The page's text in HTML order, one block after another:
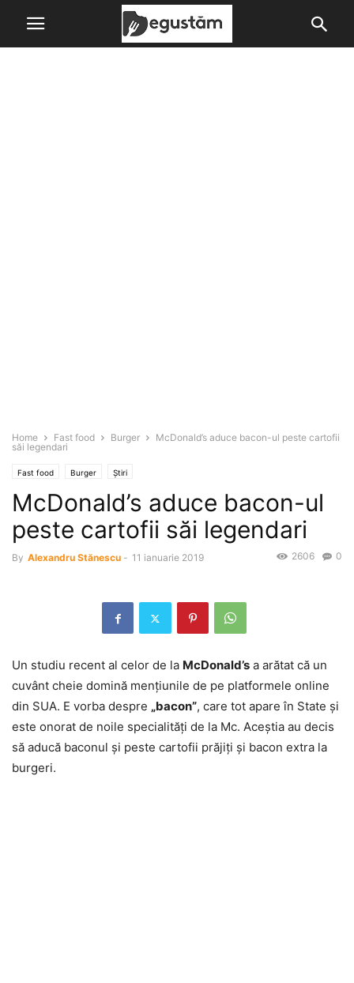
Home Fast food Burger
McDonald’s aduce bacon-ul peste cartofii
săi legendari
Fast food Burger Știri
McDonald’s aduce bacon-ul
peste cartofii săi legendari
By Alexandru Stănescu - 11 ianuarie 2019 0
2606
Un studiu recent al celor de la McDonald’s a arătat că un
cuvânt cheie domină menţiunile de pe platformele online
din SUA. E vorba despre „bacon”, care tot apare în State şi
este onorat de noile specialităţi de la Mc. Aceştia au decis
să aducă baconul şi peste cartofii prăjiţi şi bacon extra la
burgeri.